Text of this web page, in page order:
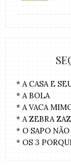
* A CASA E
* A BOLA
* A VACA
* A ZEBRA
* O SAPO
* OS 3